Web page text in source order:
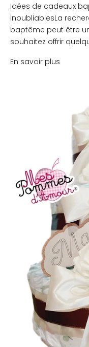
Idées de cadeaux
inoubliablesLa
baptême peut être
souhaitez offrir
En savoir plus